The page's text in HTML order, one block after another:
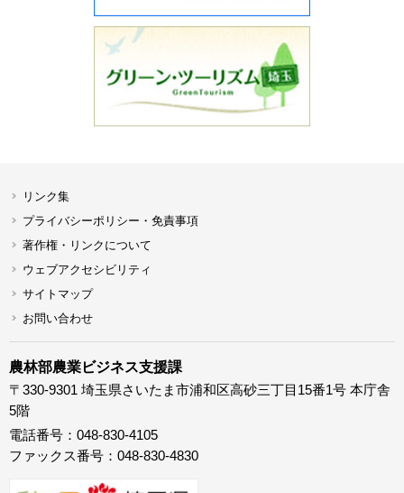
リンク集
プライバシーポリシー・免責事項
著作権・リンクについて
ウェブアクセシビリティ
サイトマップ
お問い合わせ
農林部農業ビジネス支援課
〒330-9301 埼玉県さいたま市浦和区高砂三丁目15番1号 本庁舎
5階
電話番号：048-830-4105
ファックス番号：048-830-4830